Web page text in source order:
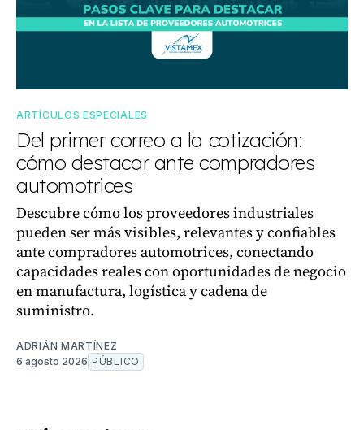
ARTÍCULOS ESPECIALES
Del primer correo a la cotización:
cómo destacar ante compradores
automotrices
Descubre cómo los proveedores industriales
pueden ser más visibles, relevantes y confiables
ante compradores automotrices, conectando
capacidades reales con oportunidades de negocio
en manufactura, logística y cadena de
suministro.
ADRIÁN MARTÍNEZ
6 agosto 2026 PÚBLICO